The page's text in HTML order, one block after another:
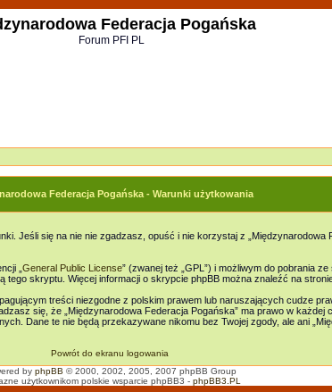
Federacja Pogańska
Forum PFI PL
Federacja Pogańska - Warunki użytkowania
Jeśli się na nie nie zgadzasz, opuść i nie korzystaj z „Międzynarodowa
„ General Public License” (zwanej też „GPL”) i możliwym do pobrania ze
skryptu. Więcej informacji o skrypcie phpBB można znaleźć na
treści niezgodne z polskim prawem lub naruszających cudze
się, że „Międzynarodowa Federacja Pogańska” ma prawo w
Dane te nie będą przekazywane nikomu bez Twojej zgody, ale ani
Powrót do ekranu logowania
by phpBB © 2000, 2002, 2005, 2007 phpBB Group
użytkownikom polskie wsparcie phpBB3 - phpBB3.PL